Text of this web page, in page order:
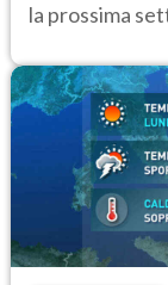
la prossima